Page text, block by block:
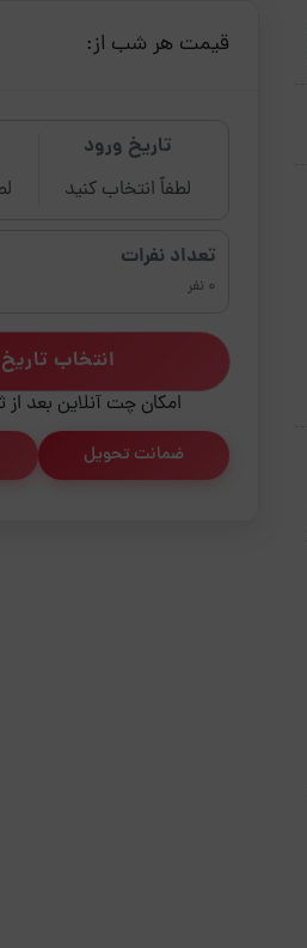
قیمت هر شب از:
تاریخ ورود
لطفاً انتخاب کنید
تعداد نفرات
0 نفر
انتخاب
امکان چت آنلاین بعد از
ضمانت تحویل